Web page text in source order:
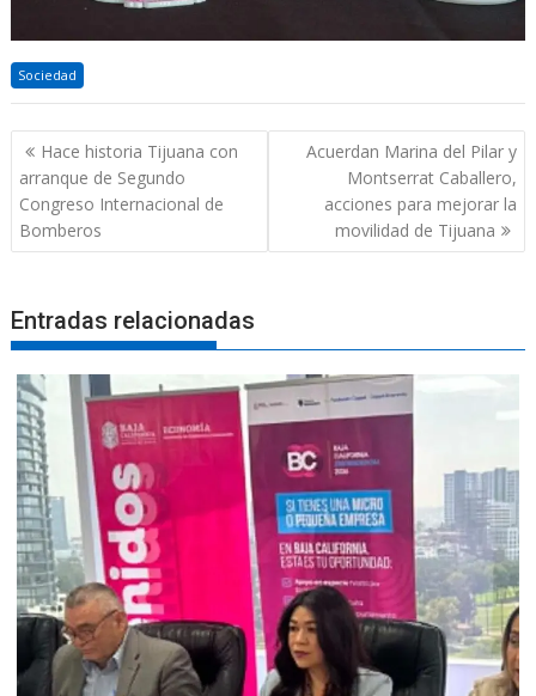
Sociedad
Navegación
de
entradas
Hace historia Tijuana con
arranque de Segundo
Congreso Internacional de
Bomberos
Acuerdan Marina del Pilar y
Montserrat Caballero,
acciones para mejorar la
movilidad de Tijuana
Entradas relacionadas